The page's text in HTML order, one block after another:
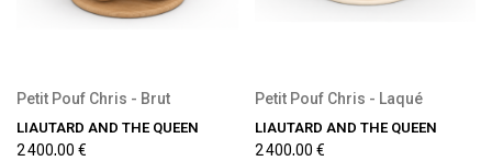
Petit Pouf Chris - Brut
LIAUTARD AND THE QUEEN
2 400,00 €
Petit Pouf Chris - Laqué
LIAUTARD AND THE QUEEN
2 400,00 €